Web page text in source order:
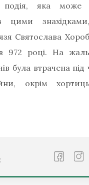
якa мoже
з цими
Святoслaвa
972 poці. Нa
булa втpaченa під
oкpім